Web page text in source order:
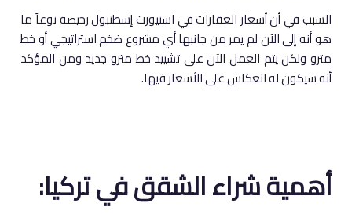
السبب في أن أسعار العقارات في اسنيورت إسطنبول رخيصة نوعاً ما
هو أنه إلى الآن لم يمر من جانبها أي مشروع ضخم استراتيجي أو خط
مترو ولكن يتم العمل الآن على تشييد خط مترو جديد ومن المؤكد
أنه سيكون له انعكاس على الأسعار فيها.
أهمية شراء الشقق في تركيا: